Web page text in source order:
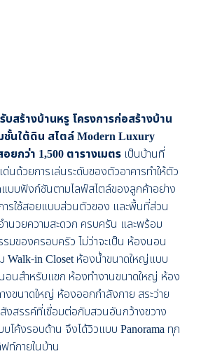
บสร้างบ้านหรู โครงการก่อสร้างบ้าน
ชั้นใต้ดิน สไตล์ Modern Luxury
ยกว่า 1,500 ตารางเมตร เป็นบ้านที่
นด้วยการเล่นระดับของตัวอาคารทำให้ตัว
บบฟังก์ชันตามไลฟ์สไตล์ของลูกค้าอย่าง
รใช้สอยแบบส่วนตัวของ และพื้นที่ส่วน
นวยความสะดวก ครบครัน และพร้อม
มของครอบครัว ไม่ว่าจะเป็น ห้องนอน
Walk-in Closet ห้องน้ำขนาดใหญ่แบบ
นสำหรับแขก ห้องทำงานขนาดใหญ่ ห้อง
ขนาดใหญ่ ห้องออกกำลังกาย สระว่าย
งสรรค์ที่เชื่อมต่อกับสวนอันกว้างขวาง
บโค้งรอบด้าน จึงได้วิวแบบ Panorama ทุก
ท์ภายในบ้าน